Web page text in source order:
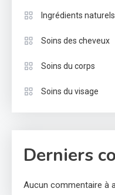
Ingrédients
Soins des cheveux
Soins du corps
Soins du visage
Derniers
Aucun commentaire à